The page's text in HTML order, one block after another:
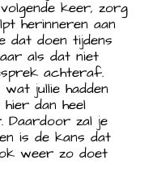
keer, zorg
herinneren aan
dat doen tijdens
als dat niet
achteraf.
jullie hadden
dan heel
Daardoor zal je
is de kans dat
weer zo doet